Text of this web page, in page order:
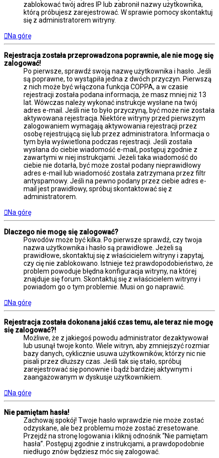
zablokować twój adres IP lub zabronił nazwy użytkownika,
którą próbujesz zarejestrować. W sprawie pomocy skontaktuj
się z administratorem witryny.
Na górę
Rejestracja została przeprowadzona poprawnie, ale nie mogę się
zalogować!
Po pierwsze, sprawdź swoją nazwę użytkownika i hasło. Jeśli
są poprawne, to wystąpiła jedna z dwóch przyczyn. Pierwszą
z nich może być włączona funkcja COPPA, a w czasie
rejestracji została podana informacja, że masz mniej niż 13
lat. Wówczas należy wykonać instrukcje wysłane na twój
adres e-mail. Jeśli nie to było przyczyną, być może nie została
aktywowana rejestracja. Niektóre witryny przed pierwszym
zalogowaniem wymagają aktywowania rejestracji przez
osobę rejestrującą się lub przez administratora. Informacja o
tym była wyświetlona podczas rejestracji. Jeśli została
wysłana do ciebie wiadomość e-mail, postępuj zgodnie z
zawartymi w niej instrukcjami. Jeżeli taka wiadomość do
ciebie nie dotarła, być może został podany nieprawidłowy
adres e-mail lub wiadomość została zatrzymana przez filtr
antyspamowy. Jeśli na pewno podany przez ciebie adres e-
mail jest prawidłowy, spróbuj skontaktować się z
administratorem.
Na górę
Dlaczego nie mogę się zalogować?
Powodów może być kilka. Po pierwsze sprawdź, czy twoja
nazwa użytkownika i hasło są prawidłowe. Jeżeli są
prawidłowe, skontaktuj się z właścicielem witryny i zapytaj,
czy cię nie zablokowano. Istnieje też prawdopodobieństwo, że
problem powoduje błędna konfiguracja witryny, na której
znajduje się forum. Skontaktuj się z właścicielem witryny i
powiadom go o tym problemie. Musi on go naprawić.
Na górę
Rejestracja została dokonana jakiś czas temu, ale teraz nie mogę
się zalogować?!
Możliwe, że z jakiegoś powodu administrator dezaktywował
lub usunął twoje konto. Wiele witryn, aby zmniejszyć rozmiar
bazy danych, cyklicznie usuwa użytkowników, którzy nic nie
pisali przez dłuższy czas. Jeśli tak się stało, spróbuj
zarejestrować się ponownie i bądź bardziej aktywnym i
zaangażowanym w dyskusje użytkownikiem.
Na górę
Nie pamiętam hasła!
Zachowaj spokój! Twoje hasło wprawdzie nie może zostać
odzyskane, ale bez problemu może zostać zresetowane.
Przejdź na stronę logowania i kliknij odnośnik “Nie pamiętam
hasła”. Postępuj zgodnie z instrukcjami, a prawdopodobnie
niedługo znów będziesz móc się zalogować.